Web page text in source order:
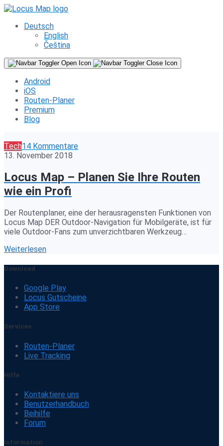
Deutsch
English
Čeština
Android
iOS
Routen-Planer
Premium
Blog
Tech14 Kommentare
13. November 2018
Locus Map – Planen Sie Ihre Routen
wie ein Profi
Der Routenplaner, eine der herausragensten Funktionen von
Locus Map DER Outdoor-Navigation für Mobilgeräte, ist für
viele Outdoor-Fans zum unverzichtbaren Werkzeug…
Weiterlesen
Download
Google Play
Locus Gutscheine
App Store
Services
Routen-Planer
Live Tracking
Hilfe
Kontaktiere uns
Benutzerhandbuch
Beihilfe
Forum
Information